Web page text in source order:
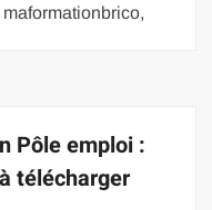
Pôle emploi :
télécharger